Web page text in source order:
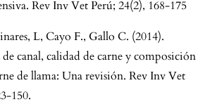
Rev Inv Vet Perú; 24(2), 168-175
L, Cayo F., Gallo C. (2014).
de canal, calidad de carne y composición
de llama: Una revisión. Rev Inv Vet
150.